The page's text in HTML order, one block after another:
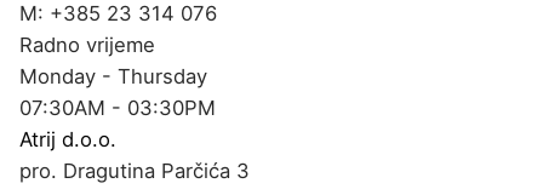
M: +385 23 314 076
Radno vrijeme
Monday - Thursday
07:30AM - 03:30PM
Atrij d.o.o.
pro. Dragutina Parčića 3